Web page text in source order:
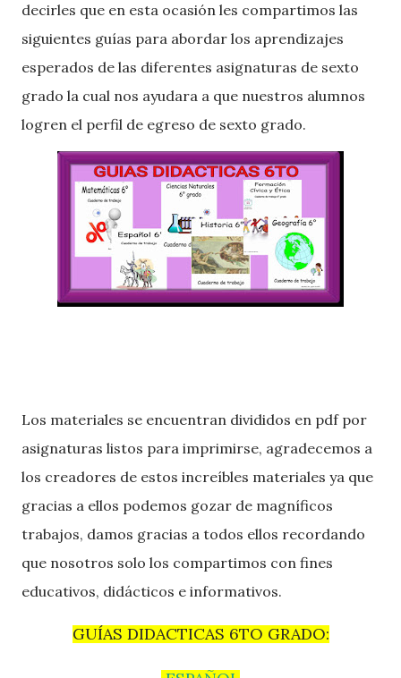
decirles que en esta ocasión les compartimos las
siguientes guías para abordar los aprendizajes
esperados de las diferentes asignaturas de sexto
grado la cual nos ayudara a que nuestros alumnos
logren el perfil de egreso de sexto grado.
Los materiales se encuentran divididos en pdf por
asignaturas listos para imprimirse, agradecemos a
los creadores de estos increíbles materiales ya que
gracias a ellos podemos gozar de magníficos
trabajos, damos gracias a todos ellos recordando
que nosotros solo los compartimos con fines
educativos, didácticos e informativos.
GUÍAS DIDACTICAS 6TO GRADO: